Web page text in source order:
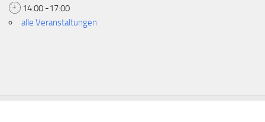
14:00 -17:00
alle Veranstaltungen